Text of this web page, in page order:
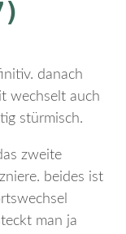
danach
wechselt auch
stürmisch.
zweite
beides ist
man ja